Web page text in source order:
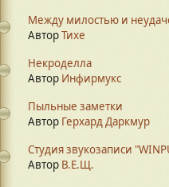
Между милостью и
АвторТихе
Некроделла
Автор Инфирмукс
Пыльные заметки
Автор Герхард Даркмур
Студия звукозаписи
Автор В.Е.Щ.